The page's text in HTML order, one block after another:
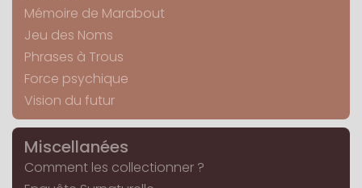
Mémoire de Marabout
Jeu des Noms
Phrases à Trous
Force psychique
Vision du futur
Miscellanées
Comment les collectionner ?